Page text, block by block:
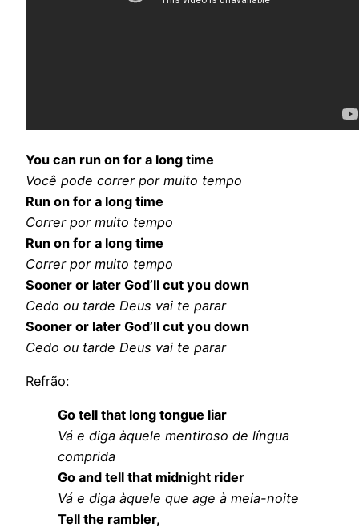
You can run on for a long time
Você pode correr por muito tempo
Run on for a long time
Correr por muito tempo
Run on for a long time
Correr por muito tempo
Sooner or later God’ll cut you down
Cedo ou tarde Deus vai te parar
Sooner or later God’ll cut you down
Cedo ou tarde Deus vai te parar
Refrão:
Go tell that long tongue liar
Vá e diga àquele mentiroso de língua
comprida
Go and tell that midnight rider
Vá e diga àquele que age à meia-noite
Tell the rambler,